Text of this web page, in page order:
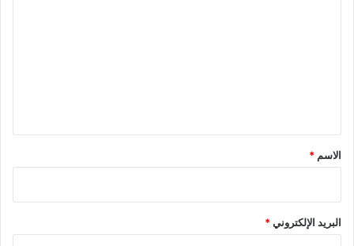
*
الاسم *
البريد الإلكتروني*